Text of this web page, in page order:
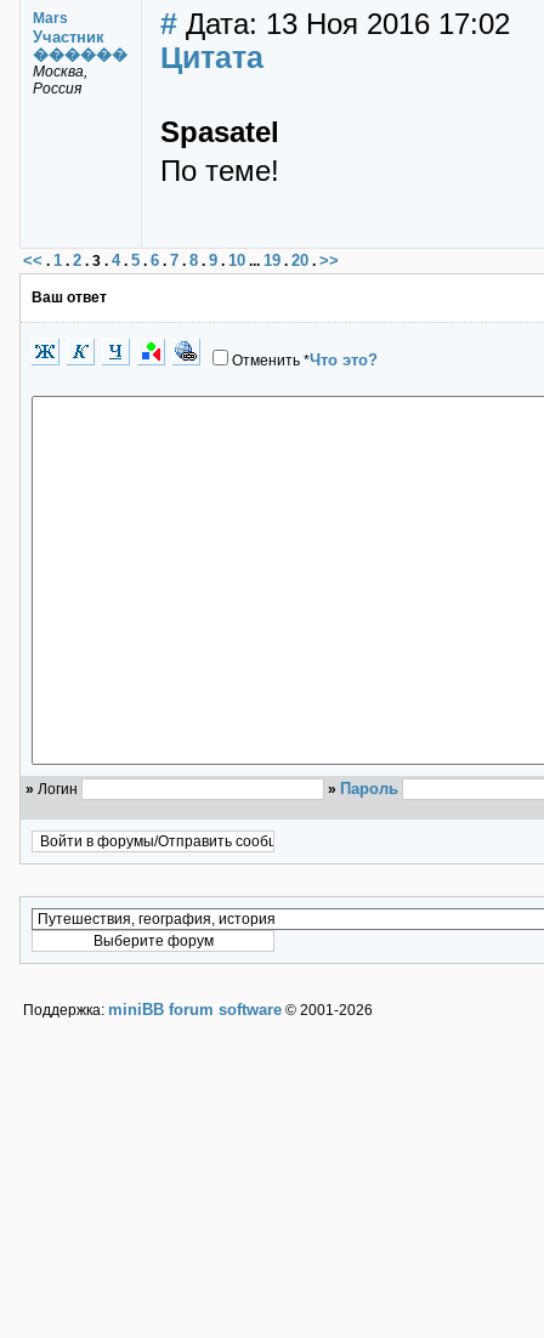
Mars
Участник
������
Москва,
Россия
# Дата: 13 Ноя 2016 17:02
Цитата
Spasatel
По теме!
<< . 1 . 2 . 3 . 4. 5 . 6 . 7 . 8 . 9 . 10 ... 19 . 20 . >>
Ваш ответ
Отменить *Что это?
» Логин » Пароль
Поддержка: miniBB forum software © 2001-2026